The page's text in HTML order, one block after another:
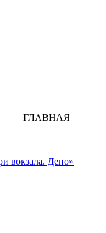
ГЛАВНАЯ
вокзала. Депо»